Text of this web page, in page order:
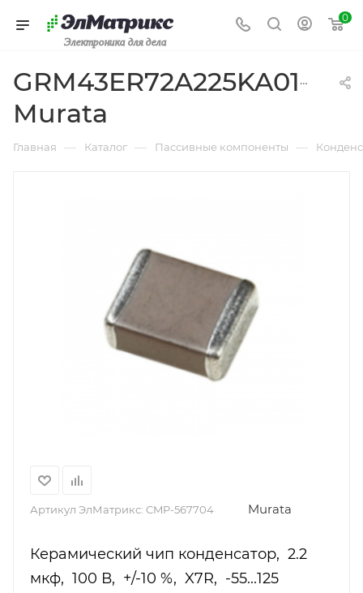
Электроника для дела
0
GRM43ER72A225KA01L
Murata
Главная — Каталог — Пассивные компоненты —
Артикул ЭлМатрикс: CMP-567704 Murata
Керамический чип конденсатор, 2.2
мкф, 100 В, +/-10 %, X7R, -55...125